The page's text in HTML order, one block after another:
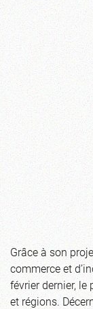
Grâce à son
commerce et
février dernier,
et régions.